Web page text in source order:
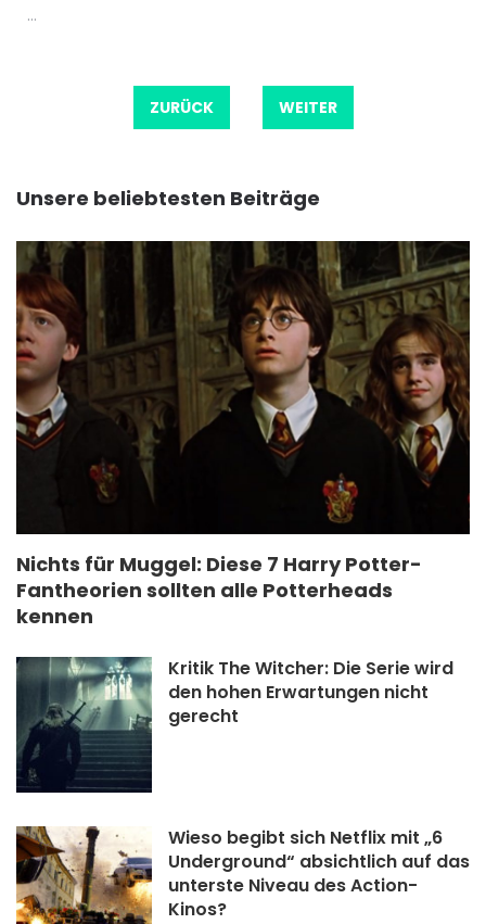
…
ZURÜCK WEITER
Unsere beliebtesten Beiträge
Nichts für Muggel: Diese 7 Harry Potter-
Fantheorien sollten alle Potterheads
kennen
Kritik The Witcher: Die Serie wird
den hohen Erwartungen nicht
gerecht
Wieso begibt sich Netflix mit „6
Underground“ absichtlich auf das
unterste Niveau des Action-
Kinos?